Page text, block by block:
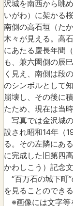
沢城を南西から眺
いがわ）に架かる
南側の高石垣（た
木々が見える。高
にあたる慶長年間
も、兼六園側の辰
く見え、南側は段
のシンボルとして
崩壊し、その後に
たため、現在は当
写真では金沢城
設され昭和14年（
る。その左隣にあ
に完成した旧第四
かわしこう）記念
“百万石の城下町
を見ることのでき
※画像には文字等